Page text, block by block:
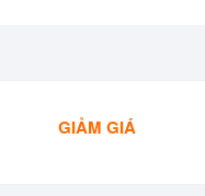
GIẢM GIÁ